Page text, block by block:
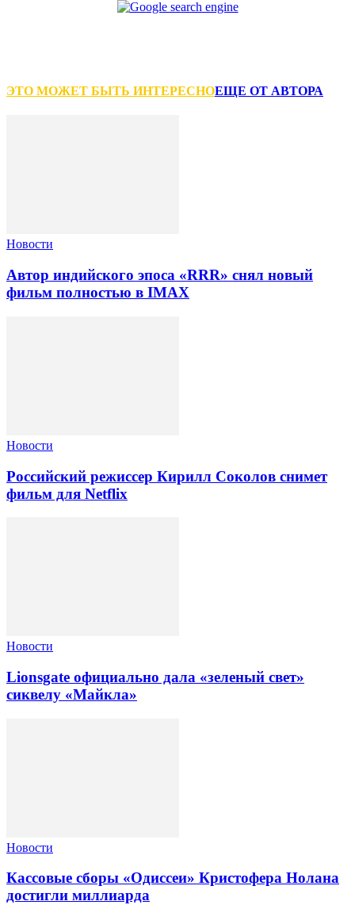
ЭТО МОЖЕТ БЫТЬ ИНТЕРЕСНОЕЩЕ ОТ АВТОРА
Новости
Автор индийского эпоса «RRR» снял новый
фильм полностью в IMAX
Новости
Российский режиссер Кирилл Соколов снимет
фильм для Netflix
Новости
Lionsgate официально дала «зеленый свет»
сиквелу «Майкла»
Новости
Кассовые сборы «Одиссеи» Кристофера Нолана
достигли миллиарда